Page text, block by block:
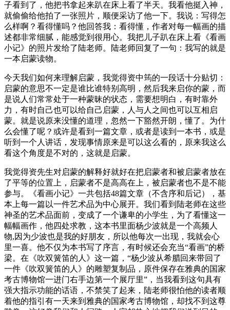
子看到了，他把书拿起来趴在床上看了半天。我看他挺入神，
就偷偷给他拍了一张照片，顺便采访了他一下。我说：写得怎
么样啊？看得懂吗？他回答我：看得懂，作者对每一幅画的描
述都非常细腻，能感觉到很用心。我把儿子趴在床上看《看画
小记》的照片发给了陆老师。陆老师回复了一句：我写的就是
一本启蒙读物。
今天我们如何来理解启蒙，我觉得资中筠的一段话十分贴切：
启蒙的意思不一定是谁比谁特别高明，然后我来启你的蒙，而
是说人们常常处于一种蒙昧的状态，需要想明白，有时靠外
力，有时自己也可以给自己启蒙，人与人之间也可以互相启
蒙。就是说原来没懂的道理，忽然一下豁然开朗，懂了。为什
么会懂了呢？或许是看到一篇文章，或者是读到一本书，或是
听到一个人讲话，发现事情原来是可以这么看的，原来我这么
看这个角度是不对的，这就是启蒙。
我觉得资先生对启蒙的解释好就好在把启蒙者和被启蒙者放在
了平等的位置上，启蒙者不是高高在上，被启蒙者也不是不能
参与。《看画小记》一共包括48篇文章（不含序和后记），基
本上每一篇以一件艺术品为中心展开。我们看到陆老师在这些
神圣的艺术品面前，变成了一个谦卑的小学生，为了看懂这一
幅幅画作，他四处求教，这本书里面杨少波就是一个高频人
物,因为少波也是我的好朋友，所以他每次一出现，我就会心
里一喜。他不仅为本书写了序言，有时候还会充当“看画”的桥
梁。在《吹双簧笛的人》这一篇，“杨少波从希腊回来带回了
一件《吹双簧笛的人》的雕塑复制品，原件保存在雅典的国家
考古博物馆一进门右手边第一个展厅里”，当我看到这句具有
强大指示功能的话语，不禁笑了起来，陆老师很怕他的读者顺
着他的指引有一天来到雅典的国家考古博物馆，却找不到这尊